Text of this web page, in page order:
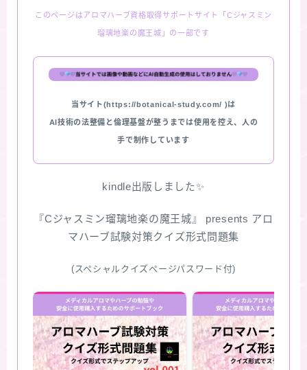
このページはアロマハーブ資格取得サポートサイト「Cジャスミン
瑠璃地楽の魔王城」の一部です
当サイト(https://botanical-study.com/ )は
AI技術の法整備と倫理基盤が整うまでは使用を控え、人の
手で制作しています
kindle出版しました✨
『Cジャスミン瑠璃地楽の魔王城』 presents アロ
マハーブ試験対策クイズ形式問題集
(スペシャルクイズページパスワード付)